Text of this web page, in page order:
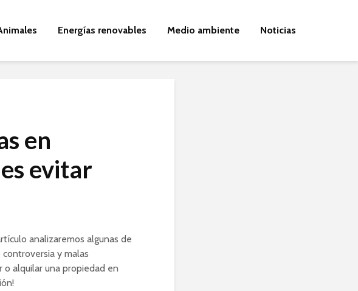
Energías renovables Medio ambiente Noticias
en
evitar
analizaremos algunas de
y malas
o alquilar una propiedad en